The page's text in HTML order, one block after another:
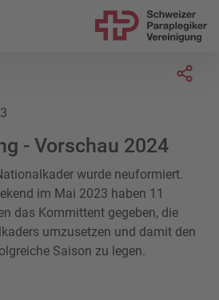
- Vorschau 2024
wurde neuformiert.
im Mai 2023 haben 11
das Kommittent gegeben, die
umzusetzen und damit den
Saison zu legen.